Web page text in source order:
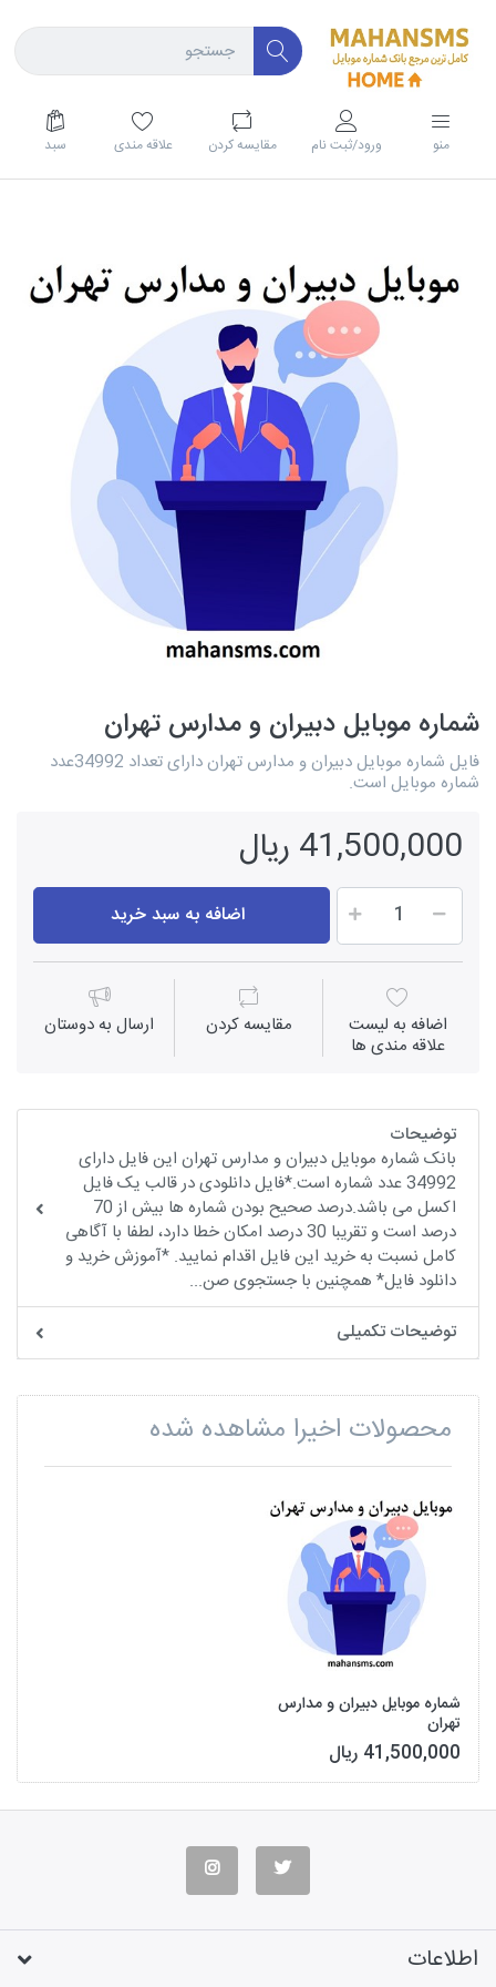
منو ورود/ثبت نام مقايسه كردن علاقه مندی سبد
شماره موبایل دبیران و مدارس تهران
فایل شماره موبایل دبیران و مدارس تهران دارای تعداد 34992عدد
شماره موبایل است.
41,500,000 ریال
اضافه به سبد خرید
اضافه به لیست
علاقه مندی ها
مقايسه كردن ارسال به دوستان
توضیحات
بانک شماره موبایل دبیران و مدارس تهران این فایل دارای
34992 عدد شماره است.*فایل دانلودی در قالب یک فایل
اکسل می باشد.درصد صحیح بودن شماره ها بیش از 70
درصد است و تقریبا 30 درصد امکان خطا دارد، لطفا با آگاهی
کامل نسبت به خرید این فایل اقدام نمایید. *آموزش خرید و
دانلود فایل* همچنین با جستجوی صن...
توضیحات تکمیلی
محصولات اخیرا مشاهده شده
شماره موبایل دبیران و مدارس
تهران
41,500,000 ریال
اطلاعات